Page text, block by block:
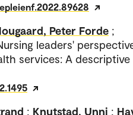
Peter Forde ;
leaders'
services: A descriptive
; Knutstad, Unni ;